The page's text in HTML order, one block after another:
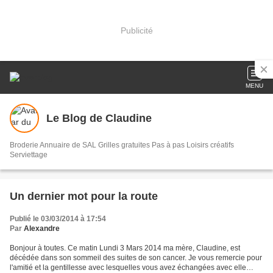
Publicité
MENU
Le Blog de Claudine
Broderie Annuaire de SAL Grilles gratuites Pas à pas Loisirs créatifs
Serviettage
Un dernier mot pour la route
Publié le 03/03/2014 à 17:54
Par Alexandre
Bonjour à toutes. Ce matin Lundi 3 Mars 2014 ma mère, Claudine, est
décédée dans son sommeil des suites de son cancer. Je vous remercie pour
l'amitié et la gentillesse avec lesquelles vous avez échangées avec elle